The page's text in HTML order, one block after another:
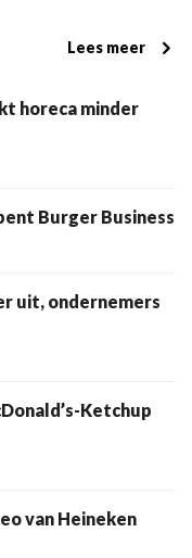
Lees meer
horeca minder
Burger Business
uit, ondernemers
Ketchup
van Heineken